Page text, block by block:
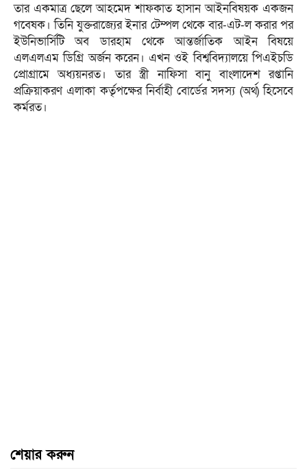
তার একমাত্র ছেলে আহমেদ শাফকাত হাসান আইনবিষয়ক একজন
গবেষক। তিনি যুক্তরাজ্যের ইনার টেম্পল থেকে বার-এট-ল করার পর
ইউনিভার্সিটি অব ডারহাম থেকে আন্তর্জাতিক আইন বিষয়ে
এলএলএম ডিগ্রি অর্জন করেন। এখন ওই বিশ্ববিদ্যালয়ে পিএইচডি
প্রোগ্রামে অধ্যয়নরত। তার স্ত্রী নাফিসা বানু বাংলাদেশ রপ্তানি
প্রক্রিয়াকরণ এলাকা কর্তৃপক্ষের নির্বাহী বোর্ডের সদস্য (অর্থ) হিসেবে
কর্মরত।
শেয়ার করুন